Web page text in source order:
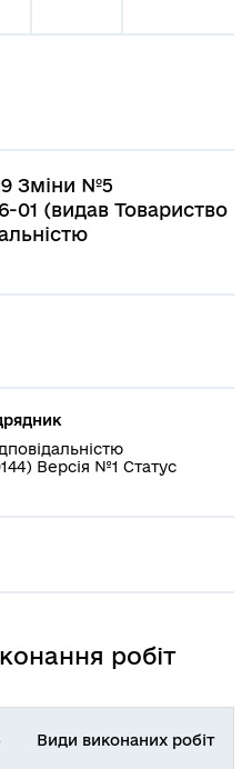
Зміни №5
01 (видав Товариство
Версія №1 Статус
робіт
Види виконаних робіт